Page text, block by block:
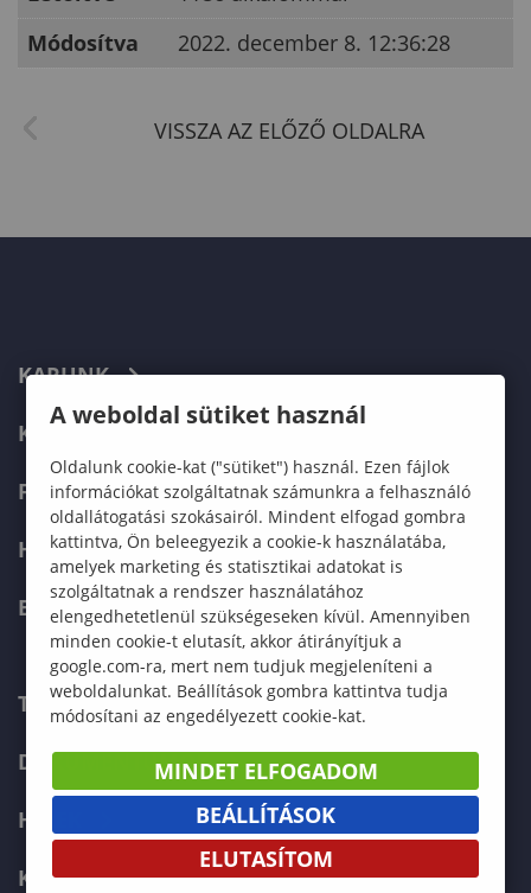
Módosítva
2022. december 8. 12:36:28
KARUNK
KÉPZÉSEK
FELVÉTELIZŐKNEK
HALLGATÓKNAK
ERASMUS+
TELEFONKÖNYV
DOKUMENTUMOK
HÍREK
KAPCSOLAT
A weboldal sütiket használ
Oldalunk cookie-kat ("sütiket") használ. Ezen fájlok
információkat szolgáltatnak számunkra a felhasználó
oldallátogatási szokásairól. Mindent elfogad gombra
kattintva, Ön beleegyezik a cookie-k használatába,
amelyek marketing és statisztikai adatokat is
szolgáltatnak a rendszer használatához
elengedhetetlenül szükségeseken kívül. Amennyiben
minden cookie-t elutasít, akkor átirányítjuk a
google.com-ra, mert nem tudjuk megjeleníteni a
weboldalunkat. Beállítások gombra kattintva tudja
módosítani az engedélyezett cookie-kat.
MINDET ELFOGADOM
BEÁLLÍTÁSOK
ELUTASÍTOM